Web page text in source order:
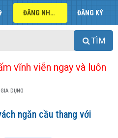
ĐĂNG NHẬP ĐĂNG KÝ
TÌM
vĩnh viễn ngay và luôn
DỤNG
ngăn cầu thang với